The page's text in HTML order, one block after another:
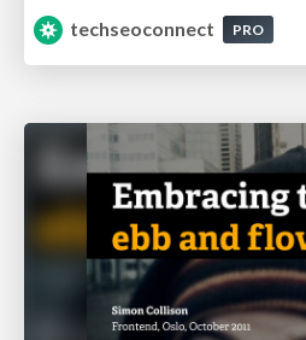
techseoconnect
PRO